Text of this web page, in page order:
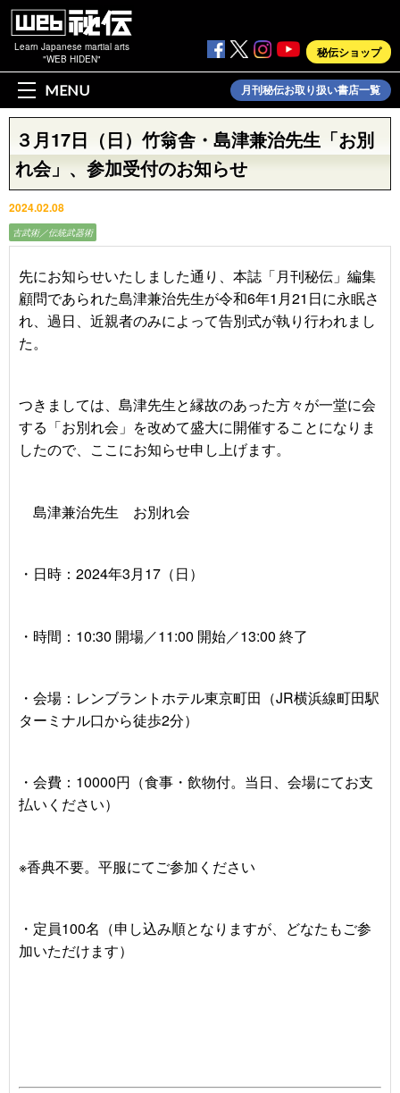
Learn Japanese martial arts
"WEB HIDEN"
秘伝ショップ
MENU 月刊秘伝お取り扱い書店一覧
３月17日（日）竹翁舎・島津兼治先生「お別
れ会」、参加受付のお知らせ
2024.02.08
古武術／伝統武器術
先にお知らせいたしました通り、本誌「月刊秘伝」編集
顧問であられた島津兼治先生が令和6年1 月21 日に永眠さ
れ、過日、近親者のみによって告別式が執り行われまし
た。
つきましては、島津先生と縁故のあった方々が一堂に会
する「お別れ会」を改めて盛大に開催することになりま
したので、ここにお知らせ申し上げます。
島津兼治先生 お別れ会
・日時： 2024年3月17 （日）
・時間： 10:30 開場／11:00 開始／13:00 終了
・会場：レンブラントホテル東京町田（JR横浜線町田駅
ターミナル口から徒歩2分）
・会費： 10000円（食事・飲物付。当日、会場にてお支
払いください）
※香典不要。平服にてご参加ください
・定員100名（申し込み順となりますが、どなたもご参
加いただけます）